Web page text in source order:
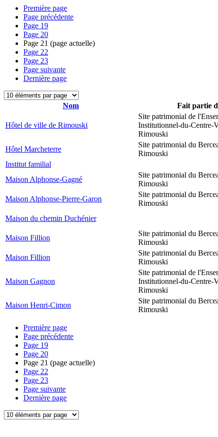
Première page
Page précédente
Page 19
Page 20
Page 21 (page actuelle)
Page 22
Page 23
Page suivante
Dernière page
Nom Fait partie
Hôtel de ville de Rimouski
Site patrimonial de
Institutionnel-du-Centre-
Rimouski
Hôtel Marcheterre
Site patrimonial du
Rimouski
Institut familial
Maison Alphonse-Gagné
Site patrimonial du
Rimouski
Maison Alphonse-Pierre-Garon
Site patrimonial du
Rimouski
Maison du chemin Duchénier
Maison Fillion
Site patrimonial du
Rimouski
Maison Fillion
Site patrimonial du
Rimouski
Maison Gagnon
Site patrimonial de
Institutionnel-du-Centre-
Rimouski
Maison Henri-Cimon
Site patrimonial du
Rimouski
Première page
Page précédente
Page 19
Page 20
Page 21 (page actuelle)
Page 22
Page 23
Page suivante
Dernière page